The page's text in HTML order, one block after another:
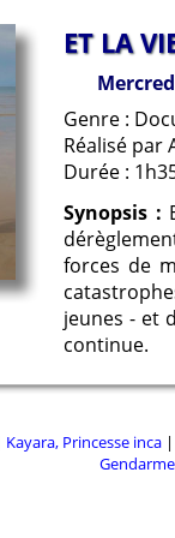
ET LA
Genre :
Réalisé par
Durée :
Synopsis :
forces de
jeunes - et
continue.
Kayara, Princesse inca|